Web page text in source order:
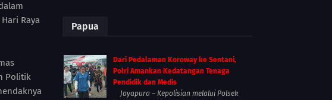
Raya
Politik
Papua
Dari Pedalaman Koroway ke Sentani,
Polri Amankan Kedatangan Tenaga
Pendidik dan Medis
Jayapura – Kepolisian melalui Polsek